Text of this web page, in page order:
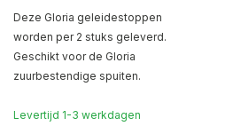
Deze Gloria geleidestoppen
worden per 2 stuks geleverd.
Geschikt voor de Gloria
zuurbestendige spuiten.
Levertijd 1-3 werkdagen